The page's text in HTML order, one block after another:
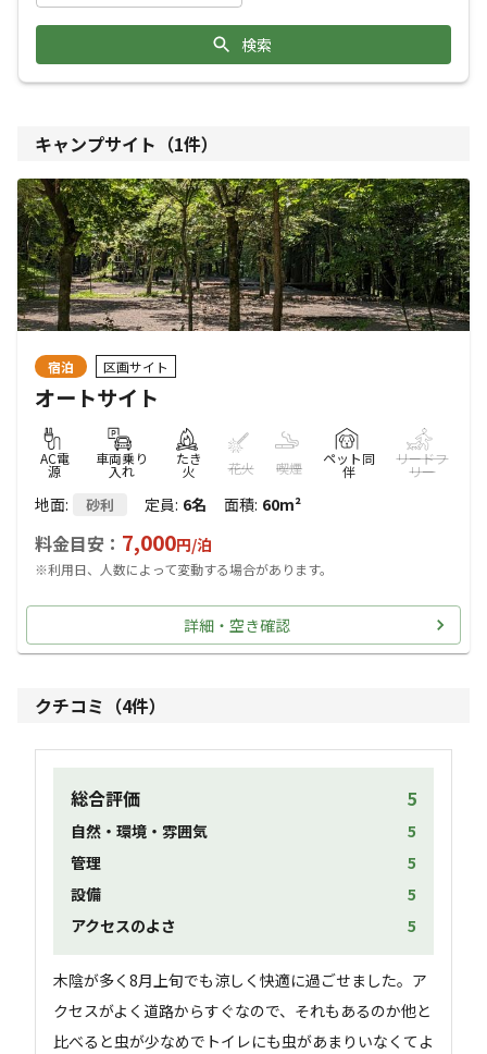
検索
キャンプサイト（1件）
宿泊 区画サイト
オートサイト
AC電
源
車両乗り
入れ
たき
火 花火 喫煙
ペット同
伴
リードフ
リー
地面: 砂利 定員: 6名 面積: 60m²
料金目安： 7,000円/泊
※利用日、人数によって変動する場合があります。
詳細・空き確認
クチコミ（4件）
総合評価 5
自然・環境・雰囲気
5
管理
5
設備
5
アクセスのよさ
5
木陰が多く8月上旬でも涼しく快適に過ごせました。ア
クセスがよく道路からすぐなので、それもあるのか他と
比べると虫が少なめでトイレにも虫があまりいなくてよ